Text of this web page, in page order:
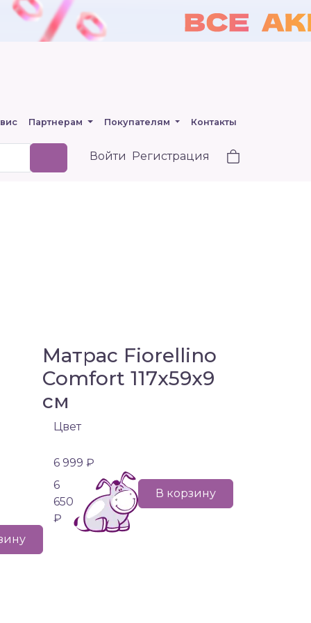
Партнерам Покупателям Контакты
Войти Регистрация
Матрас Fiorellino
Comfort 117х59х9
см
Цвет
6 999 ₽
6
650
₽
В корзину